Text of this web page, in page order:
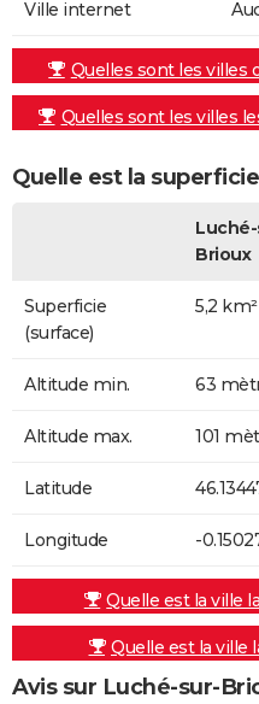
Ville internet
Quelles sont les villes
Quelles sont les villes
Quelle est la
Brioux
Superficie
(surface)
5,2 km²
Altitude min. 63
Altitude max. 101
Latitude
Longitude -
Quelle est la ville
Quelle est la ville
Avis sur Luché-sur-